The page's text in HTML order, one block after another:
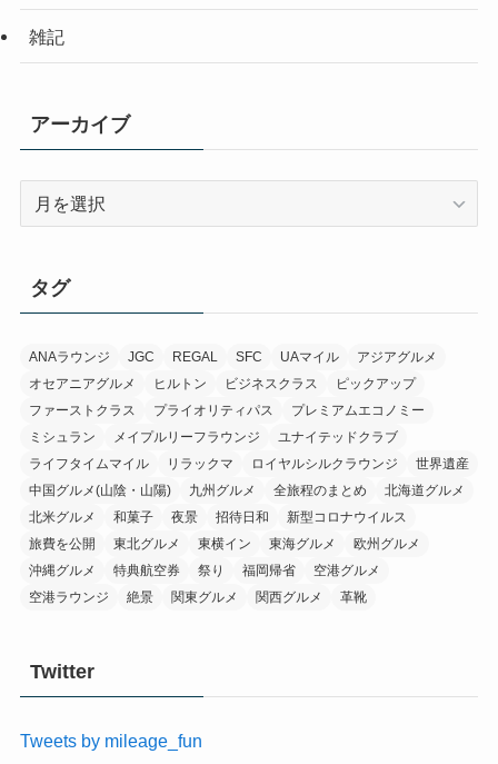
雑記
アーカイブ
ブ
タグ
ANAラウンジ JGC REGAL SFC UAマイル
アジアグルメ
オセアニアグルメ
ヒルトン ビジネスクラス
ピックアップ
ファーストクラス
プライオリティパス
プレミアムエコノミー
ミシュラン
メイプルリーフラウンジ
ユナイテッドクラブ
ライフタイムマイル
リラックマ ロイヤルシルクラウンジ
世界遺産
中国グルメ(山陰・山陽)
九州グルメ 全旅程のまとめ
北海道グルメ
北米グルメ
和菓子 夜景 招待日和
新型コロナウイルス
旅費を公開
東北グルメ 東横イン 東海グルメ
欧州グルメ
沖縄グルメ
特典航空券 祭り 福岡帰省
空港グルメ
空港ラウンジ
絶景 関東グルメ 関西グルメ 革靴
Twitter
Tweets by mileage_fun